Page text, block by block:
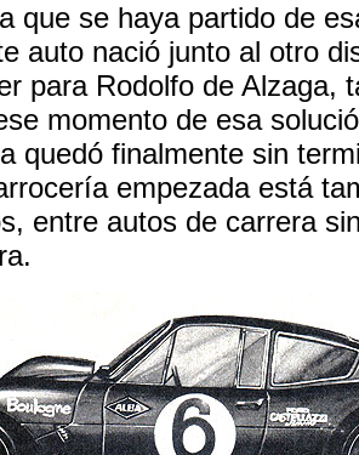
que se haya partido de
auto nació junto al otro
para Rodolfo de Alzaga,
momento de esa
quedó finalmente sin
empezada está
entre autos de carrera